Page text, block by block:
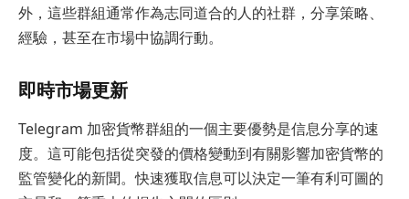
外，這些群組通常作為志同道合的人的社群，分享策略、
經驗，甚至在市場中協調行動。
即時市場更新
Telegram 加密貨幣群組的一個主要優勢是信息分享的速
度。這可能包括從突發的價格變動到有關影響加密貨幣的
監管變化的新聞。快速獲取信息可以決定一筆有利可圖的